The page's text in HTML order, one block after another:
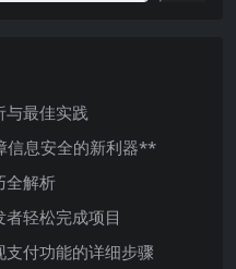
与最佳实践
信息安全的新利器**
全解析
轻松完成项目
付功能的详细步骤